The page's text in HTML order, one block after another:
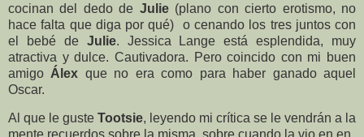
cocinan del dedo de Julie (plano con cierto erotismo, no
hace falta que diga por qué)
o cenando los tres juntos con
el bebé de Julie. Jessica Lange está esplendida, muy
atractiva y dulce. Cautivadora. Pero coincido con mi buen
amigo Álex que no era como para haber ganado aquel
Oscar.
Al que le guste Tootsie, leyendo mi crítica se le vendrán a la